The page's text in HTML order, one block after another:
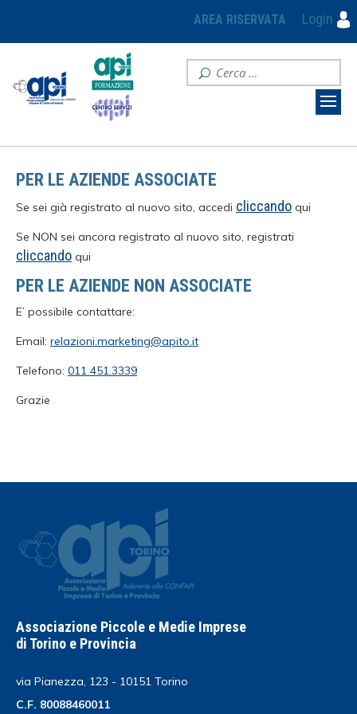
AREA RISERVATA Login
PER LE AZIENDE ASSOCIATE
Se sei già registrato al nuovo sito, accedi cliccando qui
Se NON sei ancora registrato al nuovo sito, registrati
cliccando qui
PER LE AZIENDE NON ASSOCIATE
E’ possibile contattare:
Email: relazioni.marketing@apito.it
Telefono: 011 451.3339
Grazie
Associazione Piccole e Medie Imprese
di Torino e Provincia
via Pianezza, 123 - 10151 Torino
C.F. 80088460011